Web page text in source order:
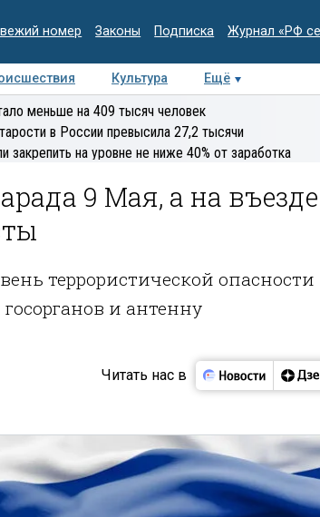
номер Законы Подписка Журнал «РФ
Культура Ещё
Интервью Колумнисты
меньше на 409 тысяч человек
в России превысила 27,2 тысячи
на уровне не ниже 40% от заработка
9 Мая, а на въезде
террористической опасности
и антенну
Читать нас в